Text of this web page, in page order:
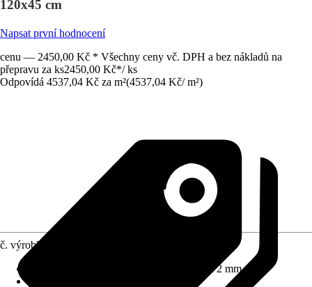
120x45 cm
Napsat první hodnocení
cenu — 2450,00 Kč * Všechny ceny vč. DPH a bez nákladů na
přepravu za ks2450,00 Kč*/ ks
Odpovídá 4537,04 Kč za m²(4537,04 Kč/ m²)
č. výrobku
1200 mm x 450 mm x 2 mm